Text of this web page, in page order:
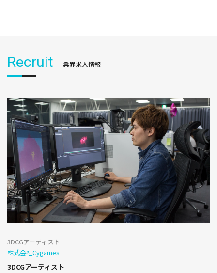
Recruit 業界求人情報
3DCGアーティスト
株式会社Cygames
3DCGアーティスト